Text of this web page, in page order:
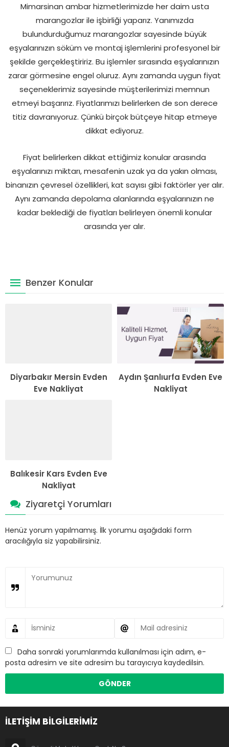
Mimarsinan ambar hizmetlerimizde her daim usta
marangozlar ile işbirliği yaparız. Yanımızda
bulundurduğumuz marangozlar sayesinde büyük
eşyalarınızın söküm ve montaj işlemlerini profesyonel bir
şekilde gerçekleştiririz. Bu işlemler sırasında eşyalarınızın
zarar görmesine engel oluruz. Aynı zamanda uygun fiyat
seçeneklerimiz sayesinde müşterilerimizi memnun
etmeyi başarırız. Fiyatlarımızı belirlerken de son derece
titiz davranıyoruz. Çünkü birçok bütçeye hitap etmeye
dikkat ediyoruz.
Fiyat belirlerken dikkat ettiğimiz konular arasında
eşyalarınızı miktarı, mesafenin uzak ya da yakın olması,
binanızın çevresel özellikleri, kat sayısı gibi faktörler yer alır.
Aynı zamanda depolama alanlarında eşyalarınızın ne
kadar beklediği de fiyatları belirleyen önemli konular
arasında yer alır.
Benzer Konular
Diyarbakır Mersin Evden
Eve Nakliyat
Aydın Şanlıurfa Evden Eve
Nakliyat
Balıkesir Kars Evden Eve
Nakliyat
Ziyaretçi Yorumları
Henüz yorum yapılmamış. İlk yorumu aşağıdaki form
aracılığıyla siz yapabilirsiniz.
Daha sonraki yorumlarımda kullanılması için adım, e-
posta adresim ve site adresim bu tarayıcıya kaydedilsin.
İLETİŞİM BİLGİLERİMİZ